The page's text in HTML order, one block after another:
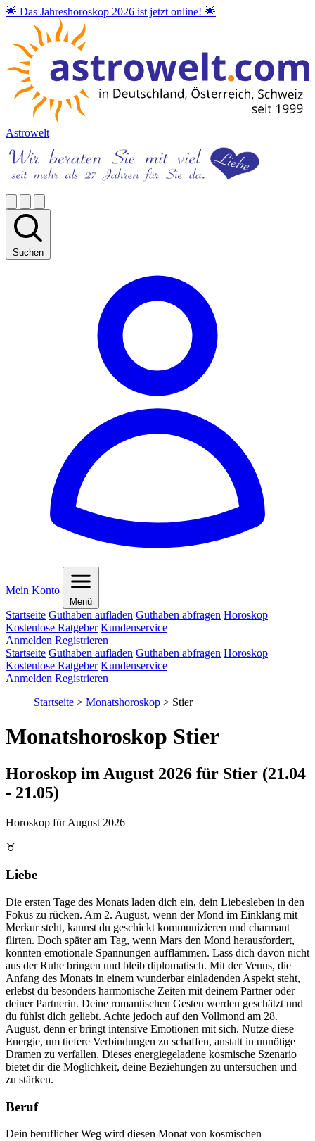
🌟 Das Jahreshoroskop 2026 ist jetzt online! 🌟
Astrowelt
Suchen
Mein Konto
Menü
Startseite Guthaben aufladen Guthaben abfragen Horoskop
Kostenlose Ratgeber Kundenservice
Anmelden Registrieren
Startseite Guthaben aufladen Guthaben abfragen Horoskop
Kostenlose Ratgeber Kundenservice
Anmelden Registrieren
Startseite > Monatshoroskop > Stier
Monatshoroskop Stier
Horoskop im August 2026 für Stier (21.04
- 21.05)
Horoskop für August 2026
♉
Liebe
Die ersten Tage des Monats laden dich ein, dein Liebesleben in den
Fokus zu rücken. Am 2. August, wenn der Mond im Einklang mit
Merkur steht, kannst du geschickt kommunizieren und charmant
flirten. Doch später am Tag, wenn Mars den Mond herausfordert,
könnten emotionale Spannungen aufflammen. Lass dich davon nicht
aus der Ruhe bringen und bleib diplomatisch. Mit der Venus, die
Anfang des Monats in einem wunderbar einladenden Aspekt steht,
erlebst du besonders harmonische Zeiten mit deinem Partner oder
deiner Partnerin. Deine romantischen Gesten werden geschätzt und
du fühlst dich geliebt. Achte jedoch auf den Vollmond am 28.
August, denn er bringt intensive Emotionen mit sich. Nutze diese
Energie, um tiefere Verbindungen zu schaffen, anstatt in unnötige
Dramen zu verfallen. Dieses energiegeladene kosmische Szenario
bietet dir die Möglichkeit, deine Beziehungen zu untersuchen und
zu stärken.
Beruf
Dein beruflicher Weg wird diesen Monat von kosmischen